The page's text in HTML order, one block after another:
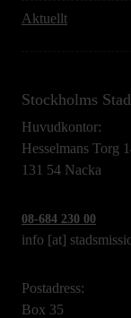
Aktuellt
Stockholms
Huvudkontor:
Hesselmans Torg
131 54 Nacka
08-684 230 00
info [at]
Postadress:
Box 35